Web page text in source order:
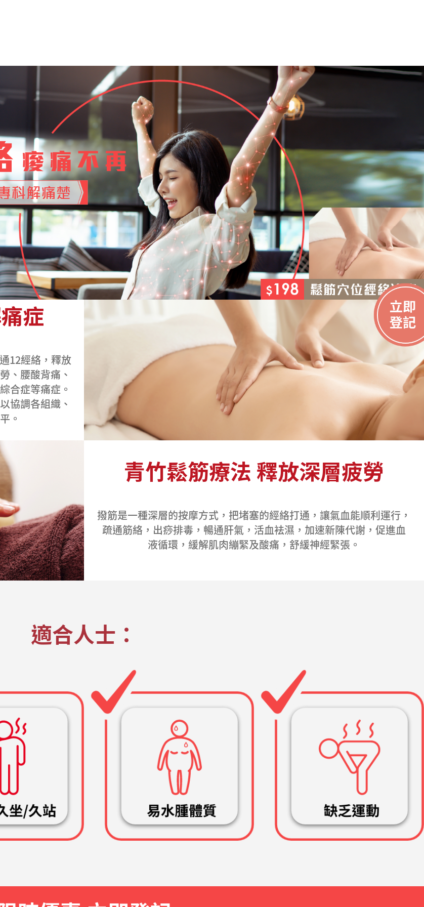
症
12經絡，釋放
、腰酸背痛、
合症等痛症。
協調各組織、
。
青竹鬆筋療法 釋放深層疲勞
撥筋是一種深層的按摩方式，把堵塞的經絡打通，讓氣血能順利運行，
疏通筋絡，出痧排毒，暢通肝氣，活血袪濕，加速新陳代謝，促進血
液循環，緩解肌肉繃緊及酸痛，舒緩神經緊張。
適合人士：